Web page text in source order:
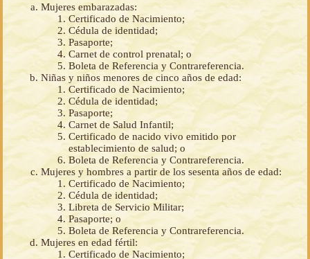
Mujeres embarazadas:
Certificado de Nacimiento;
Cédula de identidad;
Pasaporte;
Carnet de control prenatal; o
Boleta de Referencia y Contrareferencia.
Niñas y niños menores de cinco años de edad:
Certificado de Nacimiento;
Cédula de identidad;
Pasaporte;
Carnet de Salud Infantil;
Certificado de nacido vivo emitido por
establecimiento de salud; o
Boleta de Referencia y Contrareferencia.
Mujeres y hombres a partir de los sesenta años de edad:
Certificado de Nacimiento;
Cédula de identidad;
Libreta de Servicio Militar;
Pasaporte; o
Boleta de Referencia y Contrareferencia.
Mujeres en edad fértil:
Certificado de Nacimiento;